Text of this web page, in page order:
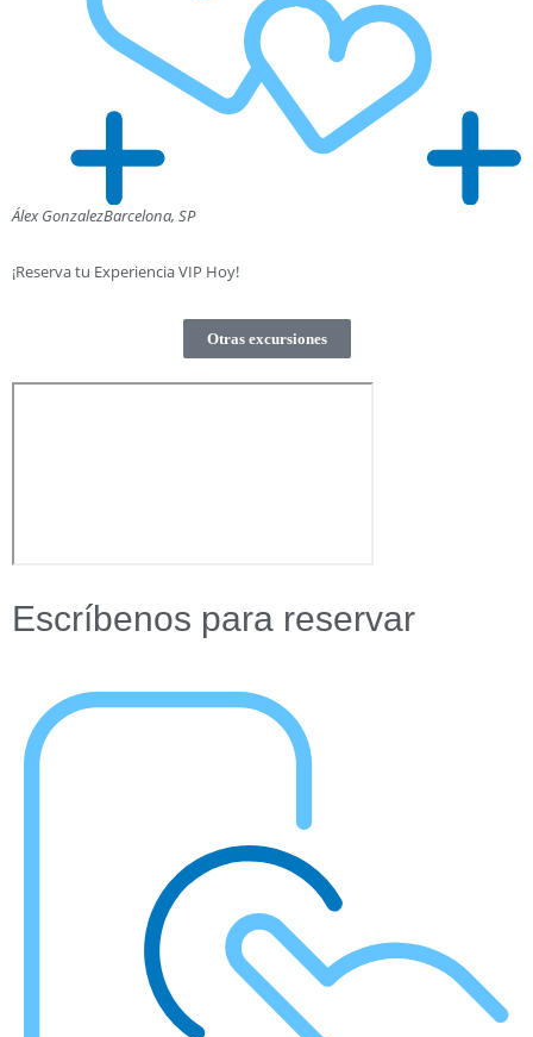
Álex GonzalezBarcelona, SP
¡Reserva tu Experiencia VIP Hoy!
Otras excursiones
Escríbenos para reservar